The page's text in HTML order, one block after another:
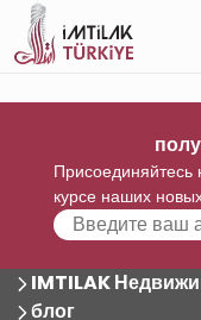
Присоединяйтесь
курсе наших
IMTILAK
блог